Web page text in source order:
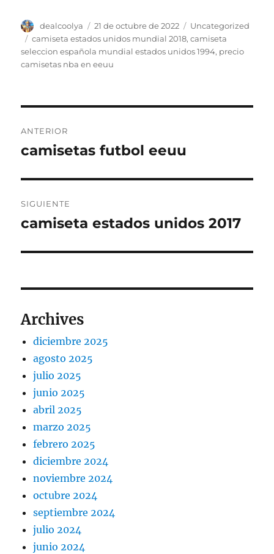
Autor
dealcoolya
Publicado
el
21 de octubre de 2022 Categorías
Uncategorized
Etiquetas
camiseta estados unidos mundial 2018,camiseta
seleccion española mundial estados unidos 1994, precio
camisetas nba en eeuu
de
ANTERIOR
Entrada
camisetas futbol eeuu
SIGUIENTE
Entrada
camiseta estados unidos 2017
Archives
diciembre 2025
agosto 2025
julio 2025
junio 2025
abril 2025
marzo 2025
febrero 2025
diciembre 2024
noviembre 2024
octubre 2024
septiembre 2024
julio 2024
junio 2024